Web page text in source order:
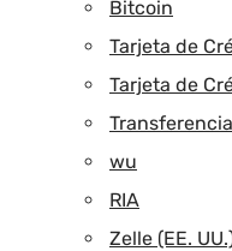
Bitcoin
Tarjeta de
Tarjeta de
wu
RIA
Zelle (EE.